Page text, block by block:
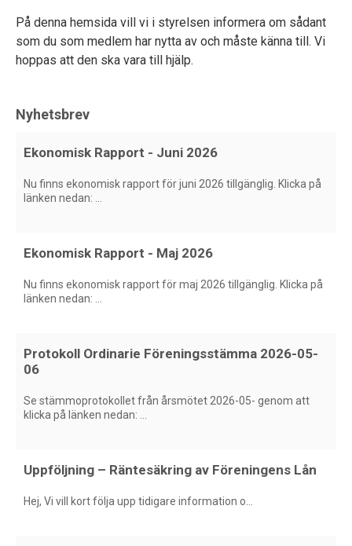
På denna hemsida vill vi i styrelsen informera om sådant
som du som medlem har nytta av och måste känna till. Vi
hoppas att den ska vara till hjälp.
Nyhetsbrev
Ekonomisk Rapport - Juni 2026
Nu finns ekonomisk rapport för juni 2026 tillgänglig. Klicka på
länken nedan: ...
Ekonomisk Rapport - Maj 2026
Nu finns ekonomisk rapport för maj 2026 tillgänglig. Klicka på
länken nedan: ...
Protokoll Ordinarie Föreningsstämma 2026-05-
06
Se stämmoprotokollet från årsmötet 2026-05- genom att
klicka på länken nedan: ...
Uppföljning – Räntesäkring av Föreningens Lån
Hej, Vi vill kort följa upp tidigare information o...